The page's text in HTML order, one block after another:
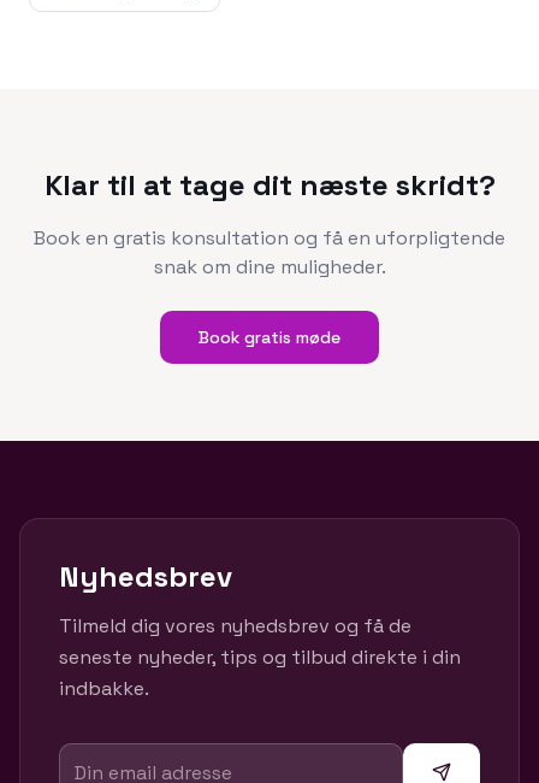
Klar til at tage dit næste skridt?
Book en gratis konsultation og få en uforpligtende
snak om dine muligheder.
Book gratis møde
Nyhedsbrev
Tilmeld dig vores nyhedsbrev og få de
seneste nyheder, tips og tilbud direkte i din
indbakke.